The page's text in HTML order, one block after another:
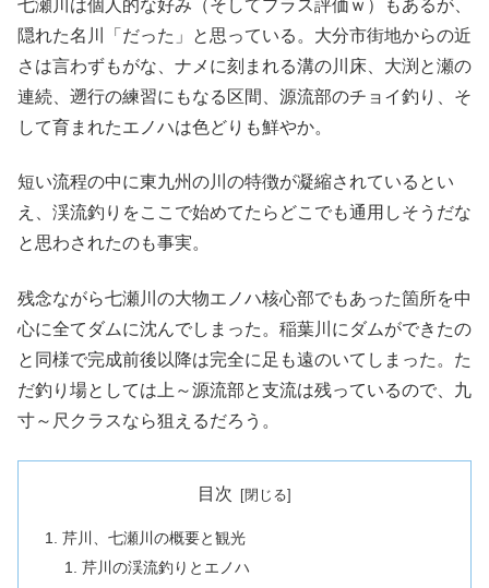
七瀬川は個人的な好み（そしてプラス評価ｗ）もあるが、
隠れた名川「だった」と思っている。大分市街地からの近
さは言わずもがな、ナメに刻まれる溝の川床、大渕と瀬の
連続、遡行の練習にもなる区間、源流部のチョイ釣り、そ
して育まれたエノハは色どりも鮮やか。
短い流程の中に東九州の川の特徴が凝縮されているとい
え、渓流釣りをここで始めてたらどこでも通用しそうだな
と思わされたのも事実。
残念ながら七瀬川の大物エノハ核心部でもあった箇所を中
心に全てダムに沈んでしまった。稲葉川にダムができたの
と同様で完成前後以降は完全に足も遠のいてしまった。た
だ釣り場としては上～源流部と支流は残っているので、九
寸～尺クラスなら狙えるだろう。
目次
芹川、七瀬川の概要と観光
芹川の渓流釣りとエノハ